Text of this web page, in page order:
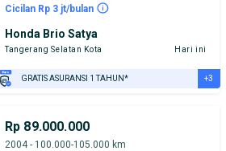
Cicilan Rp 3 jt/bulan
Honda Brio Satya
Tangerang Selatan Kota Hari ini
GRATIS ASURANSI 1 TAHUN* +3
Rp 89.000.000
2004 - 100.000-105.000 km